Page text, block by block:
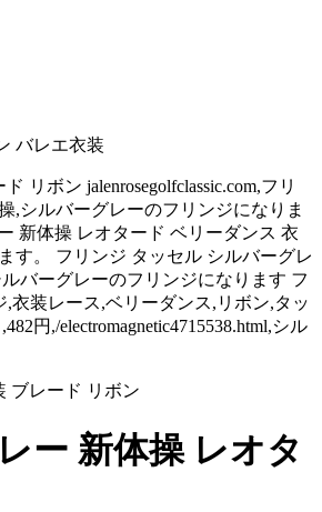
バレエ衣装
ボン jalenrosegolfclassic.com,フリ
,シルバーグレーのフリンジになりま
新体操 レオタード ベリーダンス 衣
す。 フリンジ タッセル シルバーグレ
バーグレーのフリンジになります フ
,衣装レース,ベリーダンス,リボン,タッ
円,/electromagnetic4715538.html,シル
ー 新体操 レオタ